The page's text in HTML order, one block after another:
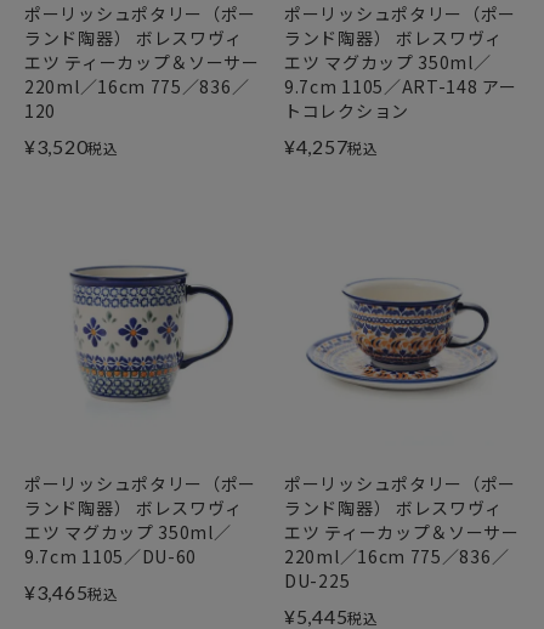
ポーリッシュポタリー（ポー
ランド陶器） ボレスワヴィ
エツ ティーカップ＆ソーサー
220ml／16cm 775／836／
120
¥3,520税込
ポーリッシュポタリー（ポー
ランド陶器） ボレスワヴィ
エツ マグカップ 350ml／
9.7cm 1105／ART-148 アー
トコレクション
¥4,257税込
ポーリッシュポタリー（ポー
ランド陶器） ボレスワヴィ
エツ マグカップ 350ml／
9.7cm 1105／DU-60
¥3,465税込
ポーリッシュポタリー（ポー
ランド陶器） ボレスワヴィ
エツ ティーカップ＆ソーサー
220ml／16cm 775／836／
DU-225
¥5,445税込